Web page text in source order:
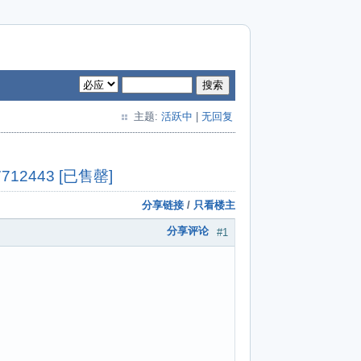
搜索
主题: 活跃中 无回复
[已售罄]
分享链接 / 只看楼主
#1
分享评论